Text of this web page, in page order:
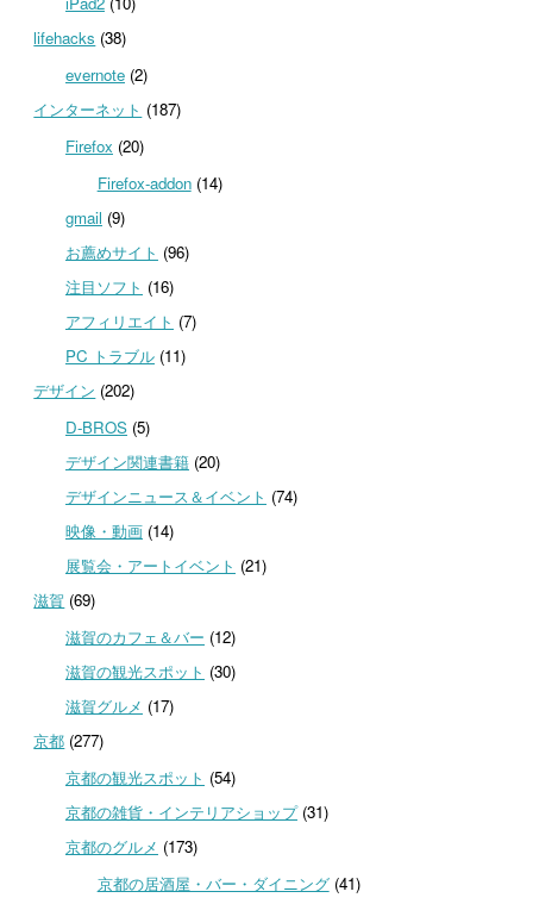
lifehacks (38)
evernote(2)
インターネット (187)
Firefox (20)
Firefox-addon(14)
gmail (9)
お薦めサイト (96)
注目ソフト (16)
アフィリエイト (7)
PC トラブル(11)
デザイン (202)
D-BROS(5)
デザイン関連書籍(20)
デザインニュース＆イベント (74)
映像・動画(14)
展覧会・アートイベント (21)
滋賀 (69)
滋賀のカフェ＆バー (12)
滋賀の観光スポット (30)
滋賀グルメ (17)
京都 (277)
京都の観光スポット (54)
京都の雑貨・インテリアショップ(31)
京都のグルメ (173)
京都の居酒屋・バー・ダイニング(41)